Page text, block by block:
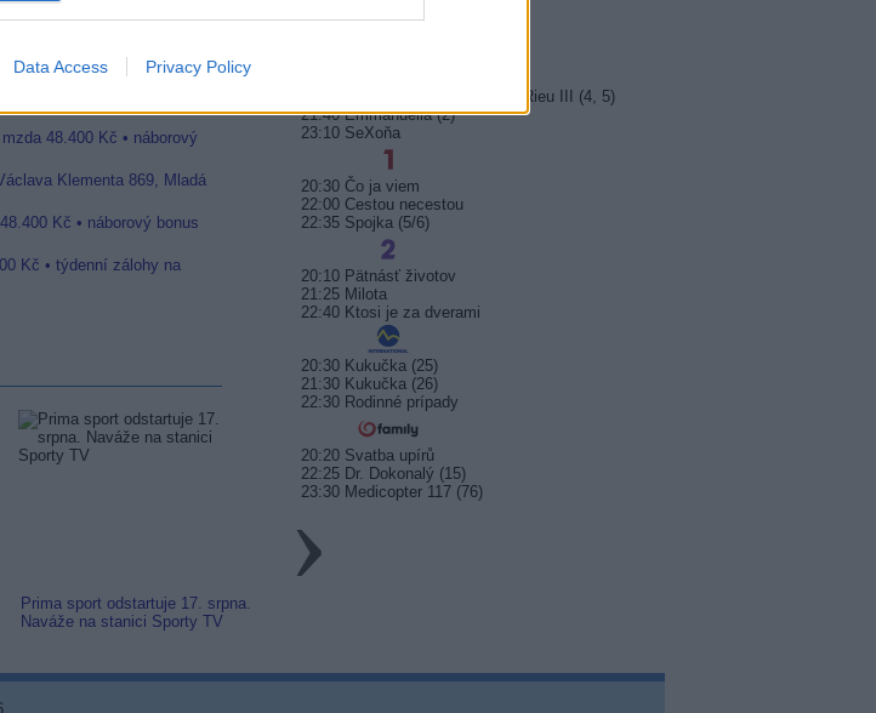
Data Access Privacy Policy
48.400 Kč • náborový
Klementa 869, Mladá
Kč • náborový bonus
Kč • týdenní zálohy na
Prima sport odstartuje 17. srpna.
Naváže na stanici Sporty TV
22:15 Police Story: V pasti
20:05 Vítejte ve světě Andrého Rieu III (4, 5)
21:40 Emmanuella (2)
23:10 SeXoňa
20:30 Čo ja viem
22:00 Cestou necestou
22:35 Spojka (5/6)
20:10 Pätnásť životov
21:25 Milota
22:40 Ktosi je za dverami
20:30 Kukučka (25)
21:30 Kukučka (26)
22:30 Rodinné prípady
20:20 Svatba upírů
22:25 Dr. Dokonalý (15)
23:30 Medicopter 117 (76)